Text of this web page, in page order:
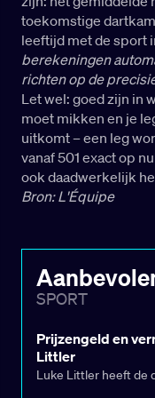
toekomstige
leeftijd met de sport
berekeningen
richten op de
Let wel: goed zijn in
moet mikken en je
uitkomt – een leg
vanaf 501 exact op
ook daadwerkelijk
Bron: L'Équipe
SPORT
Prijzengeld en
Littler
Luke Littler heeft de